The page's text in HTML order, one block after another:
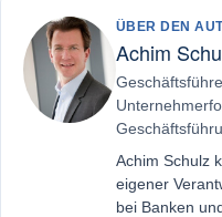
ÜBER DEN
Achim
Achim Schulz
eigener
bei Banken